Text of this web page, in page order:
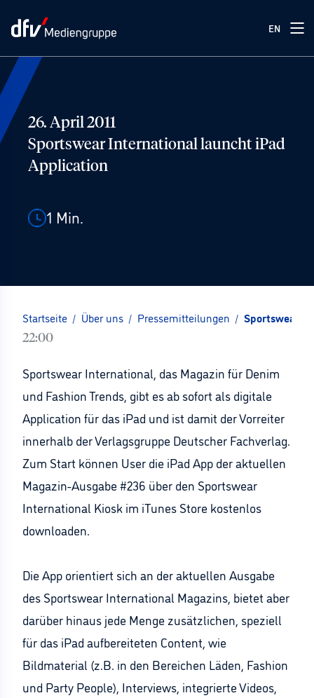
EN
26. April 2011
Sportswear International launcht iPad
Application
1 Min.
Startseite / Über uns / Pressemitteilungen / Sportswear
22:00
Sportswear International, das Magazin für Denim
und Fashion Trends, gibt es ab sofort als digitale
Application für das iPad und ist damit der Vorreiter
innerhalb der Verlagsgruppe Deutscher Fachverlag.
Zum Start können User die iPad App der aktuellen
Magazin-Ausgabe #236 über den Sportswear
International Kiosk im iTunes Store kostenlos
downloaden.
Die App orientiert sich an der aktuellen Ausgabe
des Sportswear International Magazins, bietet aber
darüber hinaus jede Menge zusätzlichen, speziell
für das iPad aufbereiteten Content, wie
Bildmaterial (z.B. in den Bereichen Läden, Fashion
und Party People), Interviews, integrierte Videos,